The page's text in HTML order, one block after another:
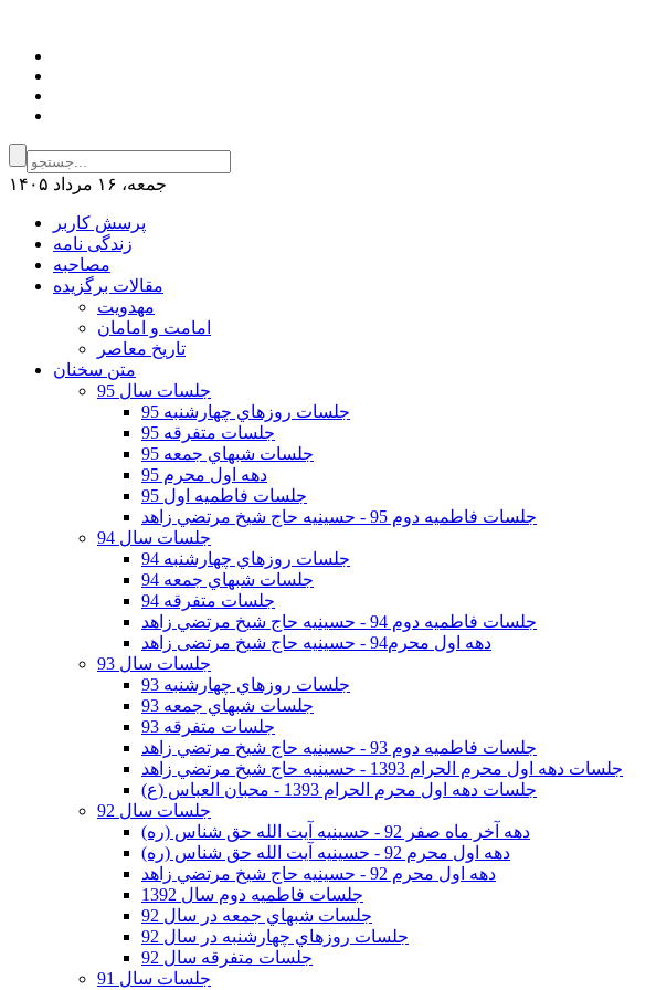
جمعه، ۱۶ مرداد ۱۴۰۵
پرسش کاربر
زندگی نامه
مصاحبه
مقالات برگزیده
مهدویت
امامت و امامان
تاریخ معاصر
متن سخنان
جلسات سال 95
جلسات روزهاي چهارشنبه 95
جلسات متفرقه 95
جلسات شبهاي جمعه 95
دهه اول محرم 95
جلسات فاطمیه اول 95
جلسات فاطمیه دوم 95 - حسينيه حاج شيخ مرتضي زاهد
جلسات سال 94
جلسات روزهاي چهارشنبه 94
جلسات شبهاي جمعه 94
جلسات متفرقه 94
جلسات فاطميه دوم 94 - حسينيه حاج شيخ مرتضي زاهد
دهه اول محرم94 - حسینیه حاج شیخ مرتضی زاهد
جلسات سال 93
جلسات روزهاي چهارشنبه 93
جلسات شبهاي جمعه 93
جلسات متفرقه 93
جلسات فاطميه دوم 93 - حسينيه حاج شيخ مرتضي زاهد
جلسات دهه اول محرم الحرام 1393 - حسينيه حاج شيخ مرتضي زاهد
جلسات دهه اول محرم الحرام 1393 - محبان العباس (ع)
جلسات سال 92
دهه آخر ماه صفر 92 - حسينيه آيت الله حق شناس (ره)
دهه اول محرم 92 - حسينيه آيت الله حق شناس (ره)
دهه اول محرم 92 - حسينيه حاج شيخ مرتضي زاهد
جلسات فاطميه دوم سال 1392
جلسات شبهاي جمعه در سال 92
جلسات روزهاي چهارشنبه در سال 92
جلسات متفرقه سال 92
جلسات سال 91